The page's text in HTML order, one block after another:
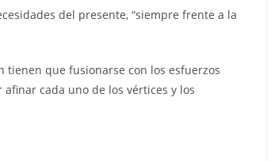
del presente, “siempre frente a la
tienen que fusionarse con los esfuerzos
cada uno de los vértices y los